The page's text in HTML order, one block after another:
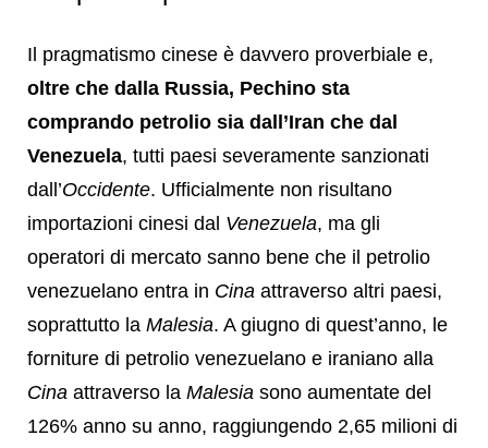
Il pragmatismo cinese è davvero proverbiale e,
oltre che dalla Russia, Pechino sta
comprando petrolio sia dall’Iran che dal
Venezuela, tutti paesi severamente sanzionati
dall’Occidente. Ufficialmente non risultano
importazioni cinesi dal Venezuela, ma gli
operatori di mercato sanno bene che il petrolio
venezuelano entra in Cina attraverso altri paesi,
soprattutto la Malesia. A giugno di quest’anno, le
forniture di petrolio venezuelano e iraniano alla
Cina attraverso la Malesia sono aumentate del
126% anno su anno, raggiungendo 2,65 milioni di